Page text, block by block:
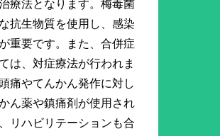
療法となります。梅毒菌
抗生物質を使用し、感染
重要です。また、合併症
は、対症療法が行われま
痛やてんかん発作に対し
ん薬や鎮痛剤が使用され
リハビリテーションも合